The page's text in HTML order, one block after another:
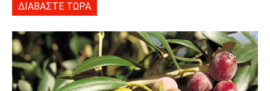
ΔΙΑΒΑΣΤΕ ΤΩΡΑ